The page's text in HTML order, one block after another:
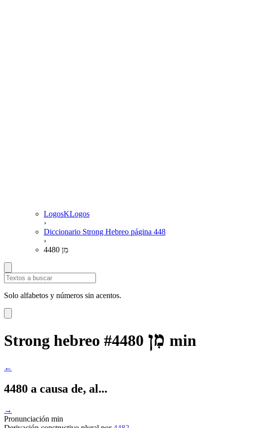
LogosKLogos
›
Diccionario Strong Hebreo página 448
›
4480 מִן
Solo alfabetos y números sin acentos.
Strong hebreo #4480 min
←
4480 a causa de, al...
→
Pronunciación min